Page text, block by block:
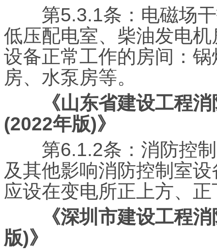
第5.3.1条：电磁场干
低压配电室、柴油发电
设备正常工作的房间：
房、水泵房等。
《山东省建设工程消
(2022年版)》
第6.1.2条：消防控制
及其他影响消防控制室
应设在变电所正上方、
《深圳市建设工程消
版)》